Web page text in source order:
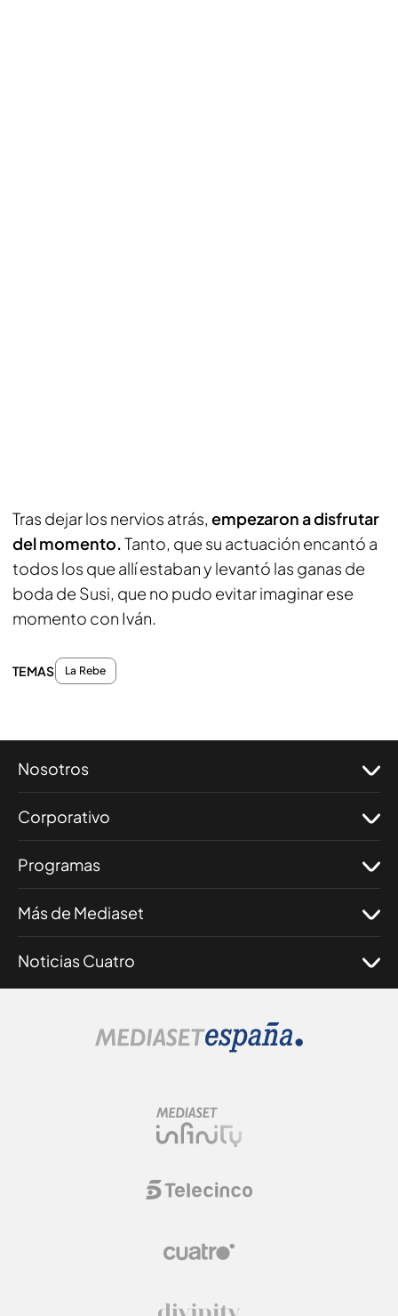
Tras dejar los nervios atrás, empezaron a disfrutar
del momento.Tanto, que su actuación encantó a
todos los que allí estaban y levantó las ganas de
boda de Susi, que no pudo evitar imaginar ese
momento con Iván.
TEMAS La Rebe
Nosotros
Corporativo
Programas
Más de Mediaset
Noticias Cuatro